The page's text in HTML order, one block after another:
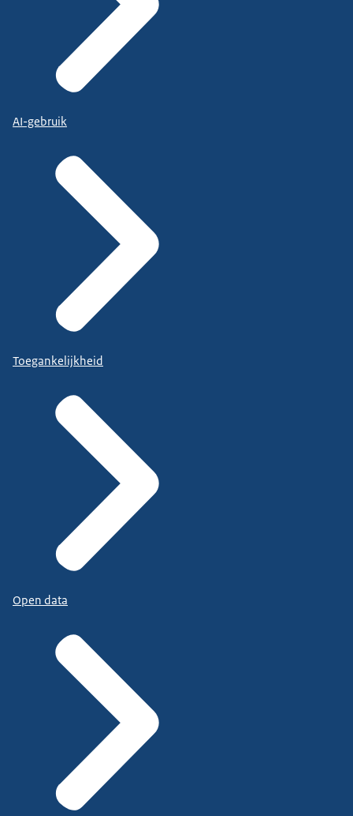
AI-gebruik
Toegankelijkheid
Open data